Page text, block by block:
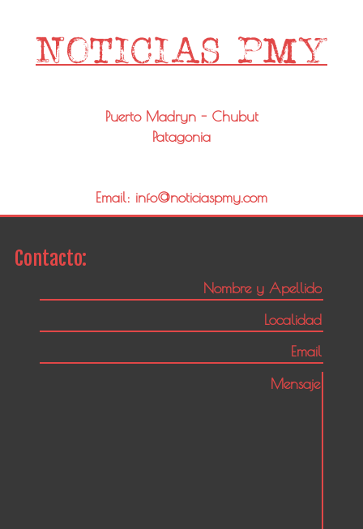
Puerto Madryn - Chubut
Patagonia
Email: info@noticiaspmy.com
Contacto: